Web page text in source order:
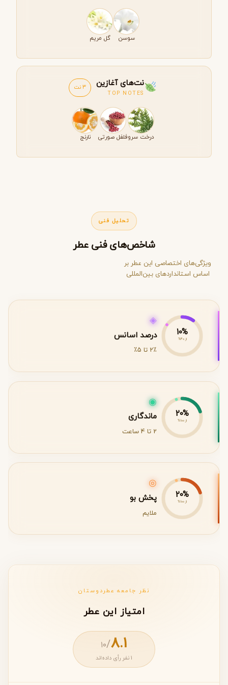
سوسن گل مریم
نت‌های آغازین
TOP NOTES
3 نت
درخت سروفلفل صورتی نارنج
تحلیل فنی
شاخص‌های فنی عطر
ویژگی‌های اختصاصی این عطر بر
اساس استانداردهای بین‌المللی
10%
از 40%
◈
درصد اسانس
2٪ تا 5٪
20%
از 100%
◉
ماندگاری
2 تا 4 ساعت
20%
از 100%
◎
پخش بو
ملایم
نظر جامعه عطردوستان
امتیاز این عطر
8.1
/۱۰
1 نفر رأی داده‌اند